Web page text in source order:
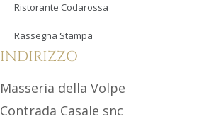
Ristorante Codarossa
Rassegna Stampa
INDIRIZZO
Masseria della Volpe
Contrada Casale snc